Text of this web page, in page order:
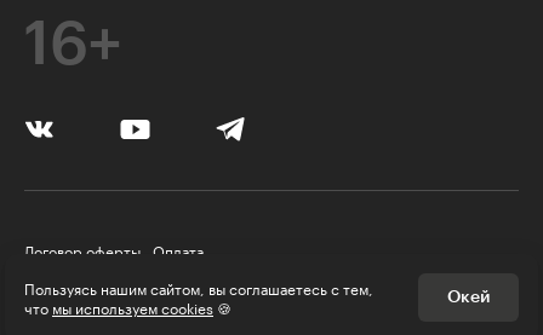
16+
© Skillbox, 2026
Договор оферты Оплата
Политика конфиденциальности
Пользуясь нашим сайтом, вы соглашаетесь с тем,
что мы используем cookies 🍪 Окей
Дизайн
Программирование
Маркетинг